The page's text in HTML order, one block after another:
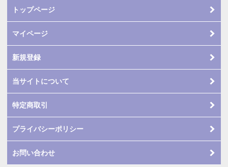
トップページ
マイページ
新規登録
当サイトについて
特定商取引
プライバシーポリシー
お問い合わせ